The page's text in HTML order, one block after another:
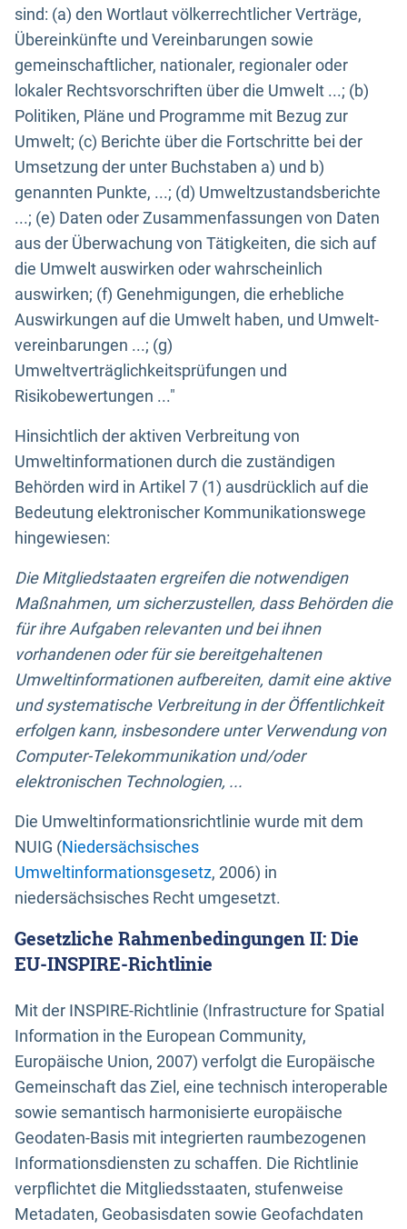
sind: (a) den Wortlaut völkerrechtlicher Verträge,
Übereinkünfte und Vereinbarungen sowie
gemeinschaftlicher, nationaler, regionaler oder
lokaler Rechtsvorschriften über die Umwelt ...; (b)
Politiken, Pläne und Programme mit Bezug zur
Umwelt; (c) Berichte über die Fortschritte bei der
Umsetzung der unter Buchstaben a) und b)
genannten Punkte, ...; (d) Umweltzustandsberichte
...; (e) Daten oder Zusammenfassungen von Daten
aus der Überwachung von Tätigkeiten, die sich auf
die Umwelt auswirken oder wahrscheinlich
auswirken; (f) Genehmigungen, die erhebliche
Auswirkungen auf die Umwelt haben, und Umwelt-
vereinbarungen ...; (g)
Umweltverträglichkeitsprüfungen und
Risikobewertungen ..."
Hinsichtlich der aktiven Verbreitung von
Umweltinformationen durch die zuständigen
Behörden wird in Artikel 7 (1) ausdrücklich auf die
Bedeutung elektronischer Kommunikationswege
hingewiesen:
Die Mitgliedstaaten ergreifen die notwendigen
Maßnahmen, um sicherzustellen, dass Behörden die
für ihre Aufgaben relevanten und bei ihnen
vorhandenen oder für sie bereitgehaltenen
Umweltinformationen aufbereiten, damit eine aktive
und systematische Verbreitung in der Öffentlichkeit
erfolgen kann, insbesondere unter Verwendung von
Computer-Telekommunikation und/oder
elektronischen Technologien, ...
Die Umweltinformationsrichtlinie wurde mit dem
NUIG (Niedersächsisches
Umweltinformationsgesetz, 2006) in
niedersächsisches Recht umgesetzt.
Gesetzliche Rahmenbedingungen II: Die
EU-INSPIRE-Richtlinie
Mit der INSPIRE-Richtlinie (Infrastructure for Spatial
Information in the European Community,
Europäische Union, 2007) verfolgt die Europäische
Gemeinschaft das Ziel, eine technisch interoperable
sowie semantisch harmonisierte europäische
Geodaten-Basis mit integrierten raumbezogenen
Informationsdiensten zu schaffen. Die Richtlinie
verpflichtet die Mitgliedsstaaten, stufenweise
Metadaten, Geobasisdaten sowie Geofachdaten